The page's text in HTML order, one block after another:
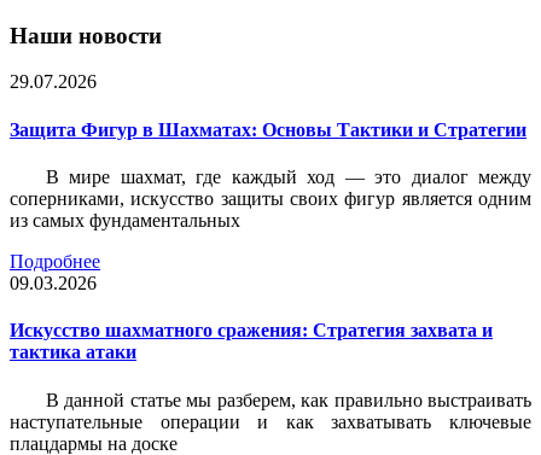
Наши новости
29.07.2026
Защита Фигур в Шахматах: Основы Тактики и Стратегии
В мире шахмат, где каждый ход — это диалог между
соперниками, искусство защиты своих фигур является одним
из самых фундаментальных
Подробнее
09.03.2026
Искусство шахматного сражения: Стратегия захвата и
тактика атаки
В данной статье мы разберем, как правильно выстраивать
наступательные операции и как захватывать ключевые
плацдармы на доске